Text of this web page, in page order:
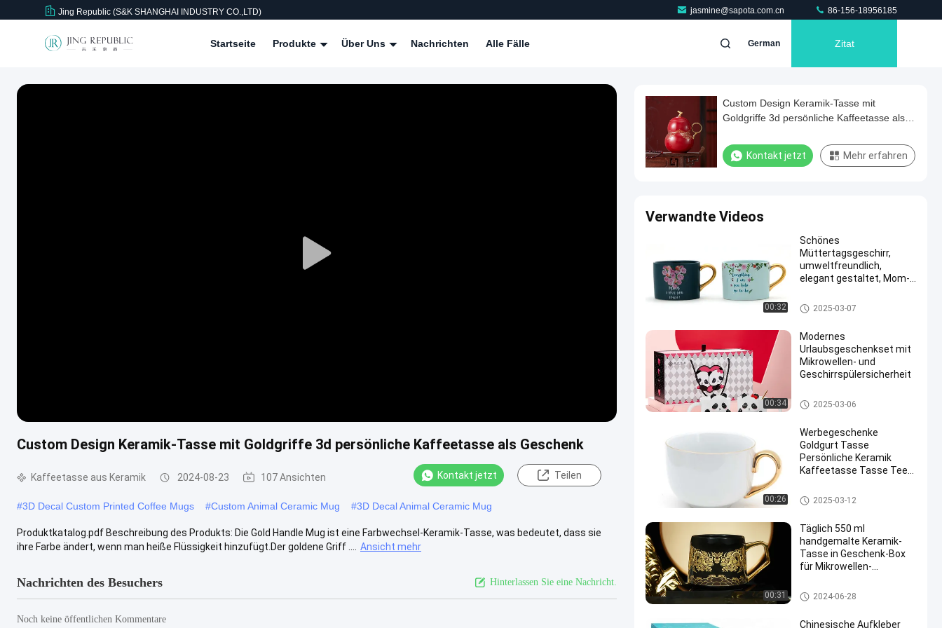
Jing Republic (S&K SHANGHAI INDUSTRY CO.,LTD) jasmine@sapota.com.cn 86-156-18956185
Startseite Produkte Über Uns Nachrichten Alle Fälle German Zitat
Play
Custom Design Keramik-Tasse mit Goldgriffe 3d persönliche Kaffeetasse als Geschenk
Kaffeetasse aus Keramik 2024-08-23 107 Ansichten Kontakt jetzt Teilen
#3D Decal Custom Printed Coffee Mugs #Custom Animal Ceramic Mug #3D Decal Animal Ceramic Mug
Produktkatalog.pdf Beschreibung des Produkts: Die Gold Handle Mug ist eine Farbwechsel-Keramik-Tasse, was bedeutet, dass sie
ihre Farbe ändert, wenn man heiße Flüssigkeit hinzufügt.Der goldene Griff ....
Ansicht mehr
Nachrichten des Besuchers Hinterlassen Sie eine Nachricht.
Noch keine öffentlichen Kommentare
Custom Design Keramik-Tasse mit
Goldgriffe 3d persönliche Kaffeetasse als
Kontakt jetzt Mehr erfahren
Verwandte Videos
00:32
Schönes
Müttertagsgeschirr,
umweltfreundlich,
elegant gestaltet, Mom-
Keramik mit Goldgriff.
Gold Handle Mug
2025-03-07
00:34
Modernes
Urlaubsgeschenkset mit
Mikrowellen- und
Geschirrspülersicherheit
Valentine'S Day Ceramics
2025-03-06
00:26
Werbegeschenke
Goldgurt Tasse
Persönliche Keramik
Kaffeetasse Tasse Tee
Gold Handle Mug
2025-03-12
00:31
Täglich 550 ml
handgemalte Keramik-
Tasse in Geschenk-Box
für Mikrowellen-
Gold Handle Mug
2024-06-28
Chinesische Aufkleber